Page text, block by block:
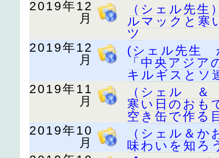
2019年12
月
（シェル先
ルマックと寒
ツ
2019年12
月
(シェル先生
「中央アジ
キルギスとソ
2019年11
月
（シェル ＆
寒い日のおも
空き缶で作る
2019年10
月
（シェル＆
味わいを知ろ